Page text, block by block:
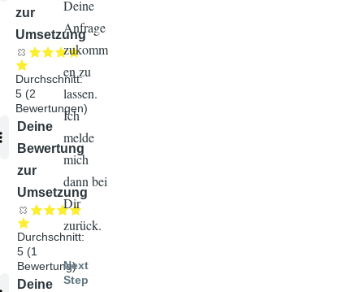
zur
Umsetzung
Durchschnitt:
5 (2
Bewertungen)
Audiodatei
Deine
Bewertung
zur
Umsetzung
Durchschnitt:
5 (1
Bewertung)
Audiodatei
Deine
Deine
Anfrage
zukomm
en zu
lassen.
Ich
melde
mich
dann bei
Dir
zurück.
Next
Step